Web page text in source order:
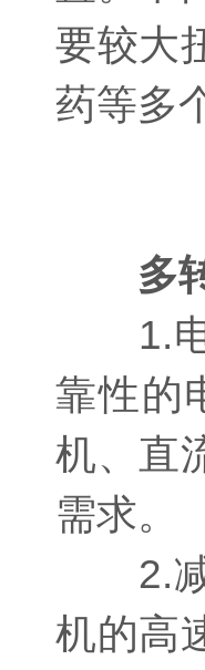
要较大
药等多
多
1.电
靠性的
机、直
需求。
2.减
机的高